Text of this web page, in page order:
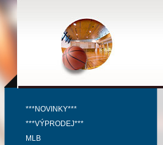
***NOVINKY***
***VÝPRODEJ***
MLB